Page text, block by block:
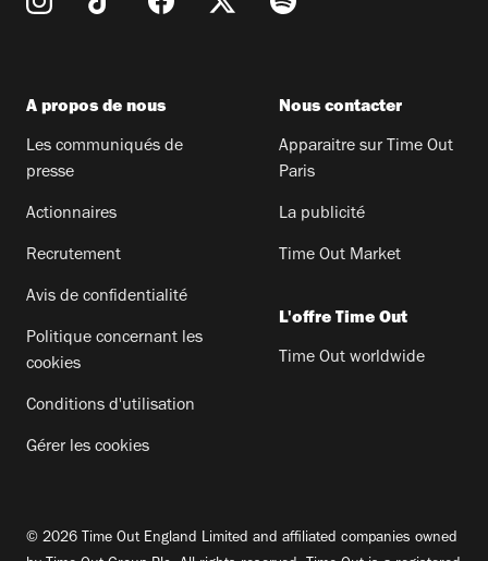
A propos de nous
Les communiqués de
presse
Actionnaires
Recrutement
Avis de confidentialité
Politique concernant les
cookies
Conditions d'utilisation
Gérer les cookies
Nous contacter
Apparaitre sur Time Out
Paris
La publicité
Time Out Market
L'offre Time Out
Time Out worldwide
© 2026 Time Out England Limited and affiliated companies owned